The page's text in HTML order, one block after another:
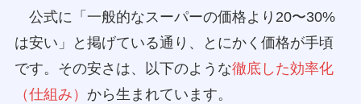
公式に「一般的なスーパーの価格より20〜30%
は安い」と掲げている通り、とにかく価格が手頃
です。その安さは、以下のような徹底した効率化
（仕組み） から生まれています。